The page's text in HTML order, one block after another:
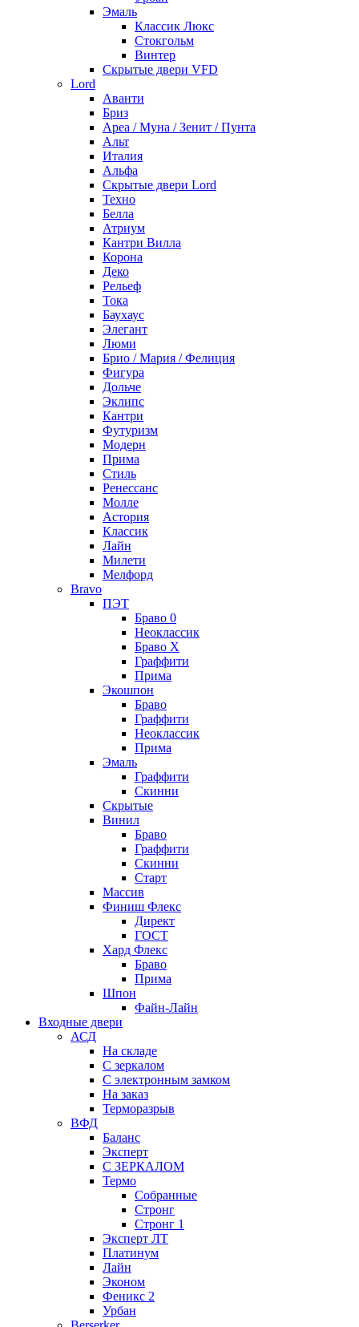
Эмаль
Классик Люкс
Стокгольм
Винтер
Скрытые двери VFD
Lord
Аванти
Бриз
Ареа / Муна / Зенит / Пунта
Альт
Италия
Альфа
Скрытые двери Lord
Техно
Белла
Атриум
Кантри Вилла
Корона
Деко
Рельеф
Тока
Баухаус
Элегант
Люми
Брио / Мария / Фелиция
Фигура
Дольче
Эклипс
Кантри
Футуризм
Модерн
Прима
Стиль
Ренессанс
Молле
Астория
Классик
Лайн
Милети
Мелфорд
Bravo
ПЭТ
Браво 0
Неоклассик
Браво Х
Граффити
Прима
Экошпон
Браво
Граффити
Неоклассик
Прима
Эмаль
Граффити
Скинни
Скрытые
Винил
Браво
Граффити
Скинни
Старт
Массив
Финиш Флекс
Директ
ГОСТ
Хард Флекс
Браво
Прима
Шпон
Файн-Лайн
Входные двери
АСД
На складе
С зеркалом
С электронным замком
На заказ
Терморазрыв
ВФД
Баланс
Эксперт
С ЗЕРКАЛОМ
Термо
Собранные
Стронг
Стронг 1
Эксперт ЛТ
Платинум
Лайн
Эконом
Феникс 2
Урбан